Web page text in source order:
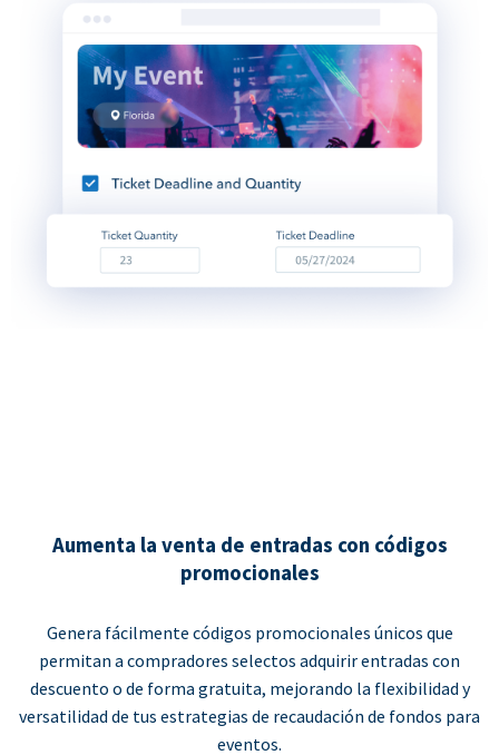
Aumenta la venta de entradas con códigos
promocionales
Genera fácilmente códigos promocionales únicos que
permitan a compradores selectos adquirir entradas con
descuento o de forma gratuita, mejorando la flexibilidad y
versatilidad de tus estrategias de recaudación de fondos para
eventos.